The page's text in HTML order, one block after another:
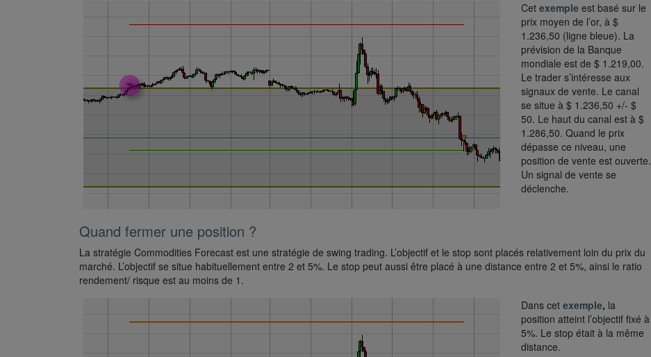
Cet exemple est basé sur le
prix moyen de l’or, à $
1.236,50 (ligne bleue). La
prévision de la Banque
mondiale est de $ 1.219,00.
Le trader s’intéresse aux
signaux de vente. Le canal
se situe à $ 1.236,50 +/- $
50. Le haut du canal est à $
1.286,50. Quand le prix
dépasse ce niveau, une
position de vente est ouverte.
Un signal de vente se
déclenche.
Quand fermer une position ?
La stratégie Commodities Forecast est une stratégie de swing trading. L’objectif et le stop sont placés relativement loin du prix du
marché. L’objectif se situe habituellement entre 2 et 5%. Le stop peut aussi être placé à une distance entre 2 et 5%, ainsi le ratio
rendement/ risque est au moins de 1.
Dans cet exemple, la
position atteint l’objectif fixé à
5%. Le stop était à la même
distance.